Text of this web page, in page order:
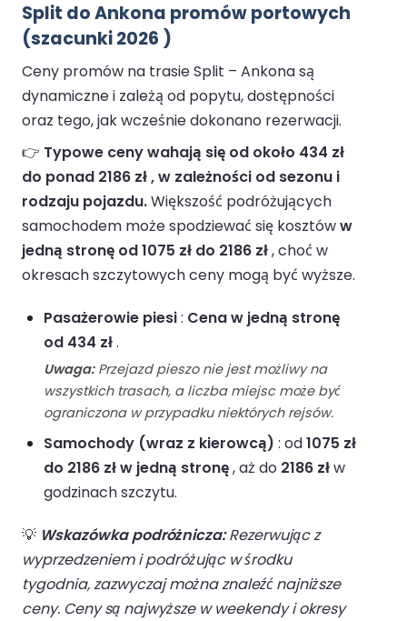
Split do Ankona promów portowych
(szacunki 2026 )
Ceny promów na trasie Split – Ankona są
dynamiczne i zależą od popytu, dostępności
oraz tego, jak wcześnie dokonano rezerwacji.
👉 Typowe ceny wahają się od około 434 zł
do ponad 2186 zł , w zależności od sezonu i
rodzaju pojazdu.Większość podróżujących
samochodem może spodziewać się kosztóww
jedną stronę od 1075 zł do 2186 zł, choć w
okresach szczytowych ceny mogą być wyższe.
Pasażerowie piesi: Cena w jedną stronę
od 434 zł.
Uwaga:Przejazd pieszo nie jest możliwy na
wszystkich trasach, a liczba miejsc może być
ograniczona w przypadku niektórych rejsów.
Samochody (wraz z kierowcą) : od1075 zł
do 2186 zł w jedną stronę, aż do 2186 złw
godzinach szczytu.
💡 Wskazówka podróżnicza:Rezerwując z
wyprzedzeniem i podróżując w środku
tygodnia, zazwyczaj można znaleźć najniższe
ceny. Ceny są najwyższe w weekendy i okresy